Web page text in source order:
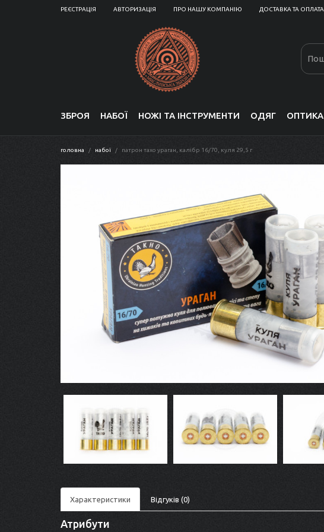
РЕЄСТРАЦІЯ АВТОРИЗАЦІЯ ПРО НАШУ КОМПАНІЮ ДОСТАВКА ТА ОПЛАТА
ЗБРОЯ НАБОЇ НОЖІ ТА ІНСТРУМЕНТИ ОДЯГ ОПТИКА
головна набої патрон тахо ураган, калібр 16/70, куля 29,5 г
Характеристики Відгуків (0)
Атрибути